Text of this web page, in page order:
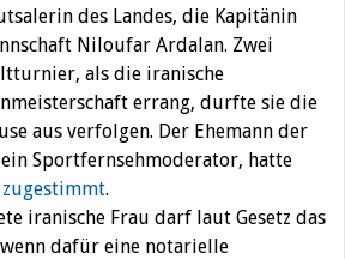
des Landes, die Kapitänin
Niloufar Ardalan. Zwei
als die iranische
errang, durfte sie die
aus verfolgen. Der Ehemann der
Sportfernsehmoderator, hatte
.
iranische Frau darf laut Gesetz das
dafür eine notarielle